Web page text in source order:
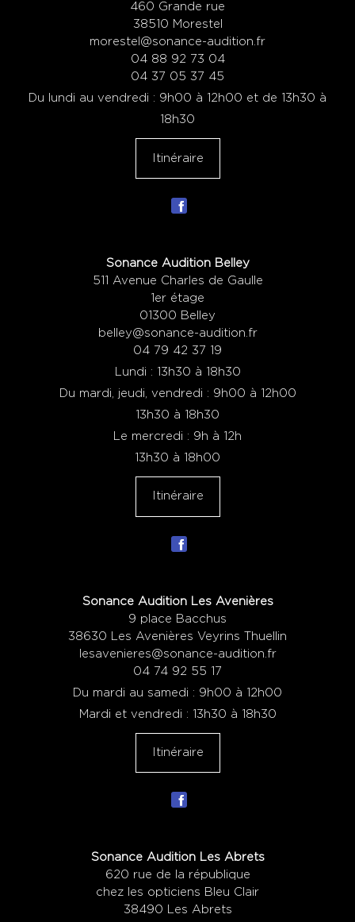
460 Grande rue
38510 Morestel
morestel@sonance-audition.fr
04 88 92 73 04
04 37 05 37 45
Du lundi au vendredi : 9h00 à 12h00 et de 13h30 à
18h30
Itinéraire
Sonance Audition Belley
511 Avenue Charles de Gaulle
1er étage
01300 Belley
belley@sonance-audition.fr
04 79 42 37 19
Lundi : 13h30 à 18h30
Du mardi, jeudi, vendredi : 9h00 à 12h00
13h30 à 18h30
Le mercredi : 9h à 12h
13h30 à 18h00
Itinéraire
Sonance Audition Les Avenières
9 place Bacchus
38630 Les Avenières Veyrins Thuellin
lesavenieres@sonance-audition.fr
04 74 92 55 17
Du mardi au samedi : 9h00 à 12h00
Mardi et vendredi : 13h30 à 18h30
Itinéraire
Sonance Audition Les Abrets
620 rue de la république
chez les opticiens Bleu Clair
38490 Les Abrets